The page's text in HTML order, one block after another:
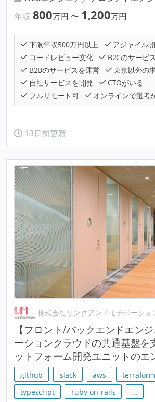
年収 800万円 〜 1,200万円
下限年収500万円以上
アジャイル
コードレビュー文化
B2Cのサービ
B2Bのサービスを運営
東京以外の
自社サービスを開発
CTOがいる
フルリモート可
オンラインで選考
13日前更新
株式会社リンクアンドモチベーショ
【フロント/バックエンドエン
ーションクラウドの共通基盤を
ットフォーム開発ユニットのエ
github slack aws
terraform
typescript
ruby-on-rails …